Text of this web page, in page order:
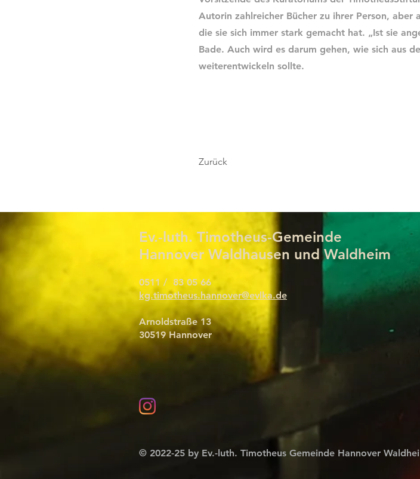
Autorin zahlreicher Bücher zu ihrer Person, aber
die sie sich immer stark gemacht hat. „Ist sie
Bade. Auch wird es darum gehen, wie sich aus
weiterentwickeln sollte.
Zurück
Ev.-luth. Timotheus-Gemeinde
Hannover Waldhausen und Waldheim
0511 / 83 05 66
kg.timotheus.hannover@evlka.de
Arnoldstraße 13
30519 Hannover
© 2022-25 by Ev.-luth. Timotheus Gemeinde Hannover